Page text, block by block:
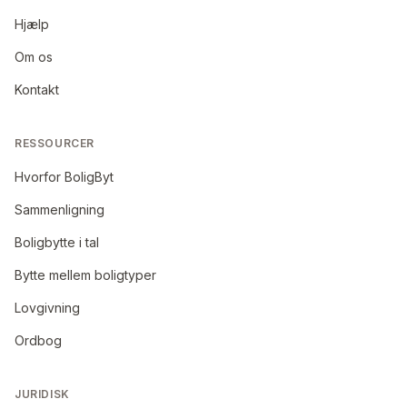
Hjælp
Om os
Kontakt
RESSOURCER
Hvorfor BoligByt
Sammenligning
Boligbytte i tal
Bytte mellem boligtyper
Lovgivning
Ordbog
JURIDISK